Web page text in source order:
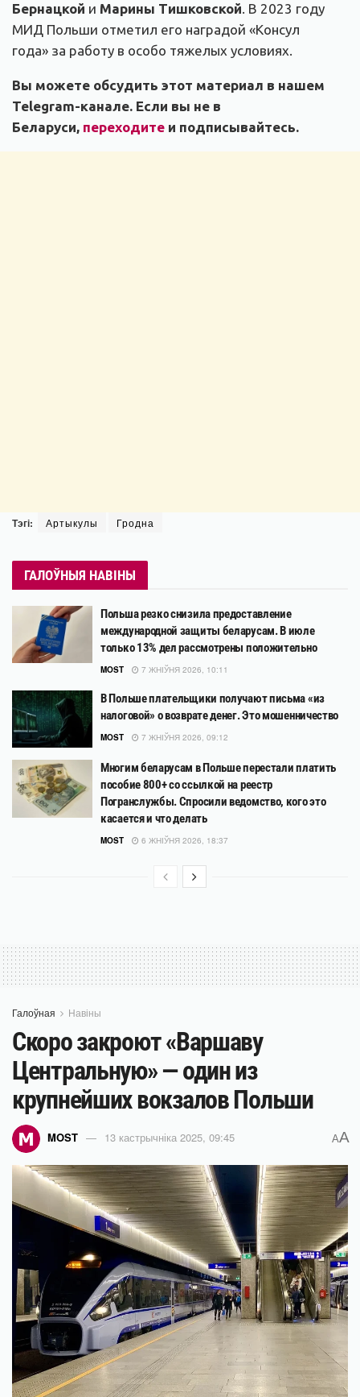
Бернацкой и Марины Тишковской. В 2023 году
МИД Польши отметил его наградой «Консул
года» за работу в особо тяжелых условиях.
Вы можете обсудить этот материал в нашем
Telegram-канале. Если вы не в
Беларуси, переходите и подписывайтесь.
Тэгі: Артыкулы Гродна
ГАЛОЎНЫЯ НАВІНЫ
Польша резко снизила предоставление
международной защиты беларусам. В июле
только 13% дел рассмотрены положительно
MOST 7 ЖНІЎНЯ 2026, 10:11
В Польше плательщики получают письма «из
налоговой» о возврате денег. Это мошенничество
MOST 7 ЖНІЎНЯ 2026, 09:12
Многим беларусам в Польше перестали платить
пособие 800+ со ссылкой на реестр
Погранслужбы. Спросили ведомство, кого это
касается и что делать
MOST 6 ЖНІЎНЯ 2026, 18:37
Галоўная Навіны
Скоро закроют «Варшаву
Центральную» — один из
крупнейших вокзалов Польши
MOST 13 кастрычніка 2025, 09:45 AA